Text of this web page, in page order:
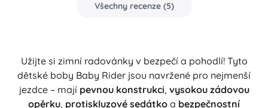
Všechny recenze(5)
Užijte si zimní radovánky v bezpečí a pohodlí! Tyto
dětské boby Baby Rider jsou navržené pro nejmenší
jezdce – mají pevnou konstrukci, vysokou zádovou
opěrku, protiskluzové sedátko a bezpečnostní